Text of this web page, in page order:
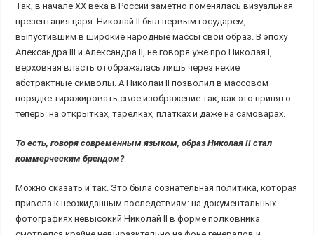
Так, в начале XX века в России заметно поменялась визуальная
презентация царя. Николай II был первым государем,
выпустившим в широкие народные массы свой образ. В эпоху
Александра III и Александра II, не говоря уже про Николая I,
верховная власть отображалась лишь через некие
абстрактные символы. А Николай II позволил в массовом
порядке тиражировать свое изображение так, как это принято
теперь: на открытках, тарелках, платках и даже на самоварах.
То есть, говоря современным языком, образ Николая II стал
коммерческим брендом?
Можно сказать и так. Это была сознательная политика, которая
привела к неожиданным последствиям: на документальных
фотографиях невысокий Николай II в форме полковника